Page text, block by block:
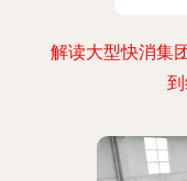
解读大型快消集